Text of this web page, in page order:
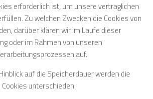
erforderlich ist, um unsere vertraglichen
Zu welchen Zwecken die Cookies von
darüber klären wir im Laufe dieser
oder im Rahmen von unseren
auf.
auf die Speicherdauer werden die
unterschieden: